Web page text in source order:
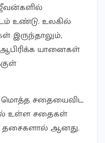
உண்டு. உலகில்
யானைகள்
சதையைவிட
உள்ள சதைகள்
தசைகளால் ஆனது.